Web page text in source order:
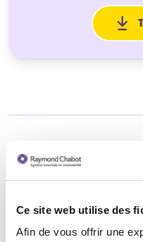
Ce site web utilise des
Afin de vous offrir une
Syndic